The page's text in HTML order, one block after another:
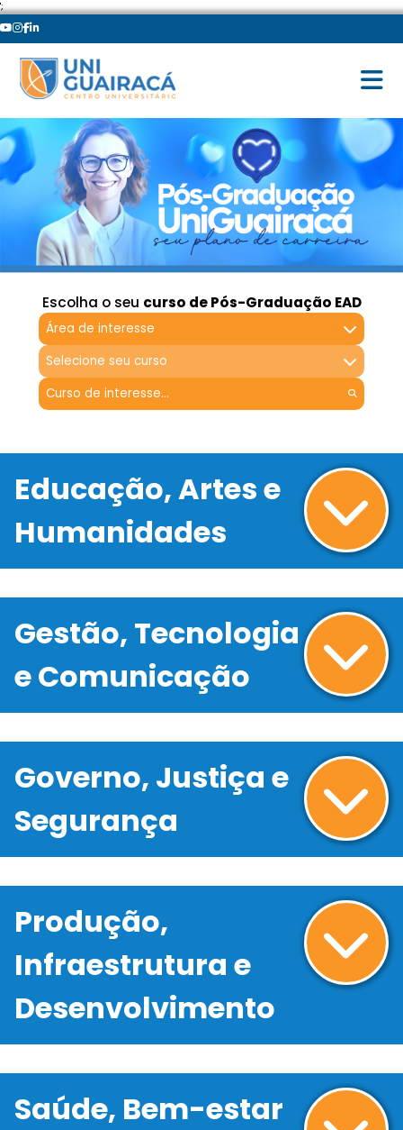
';
Escolha o seu curso de Pós-Graduação EAD
Área de interesse
Selecione seu curso
Educação, Artes e
Humanidades
Gestão, Tecnologia
e Comunicação
Governo, Justiça e
Segurança
Produção,
Infraestrutura e
Desenvolvimento
Saúde, Bem-estar